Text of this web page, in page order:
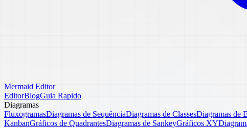
Mermaid Editor
EditorBlogGuia Rapido
Diagramas
FluxogramasDiagramas de SequênciaDiagramas de ClassesDiagramas de
KanbanGráficos de QuadrantesDiagramas de SankeyGráficos XY